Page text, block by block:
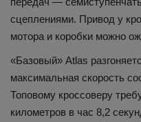
сцеплениями. Привод у
мотора и коробки можно
«Базовый» Atlas
максимальная скорость
Топовому кроссоверу
километров в час 8,2